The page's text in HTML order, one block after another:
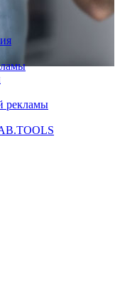
рекламы